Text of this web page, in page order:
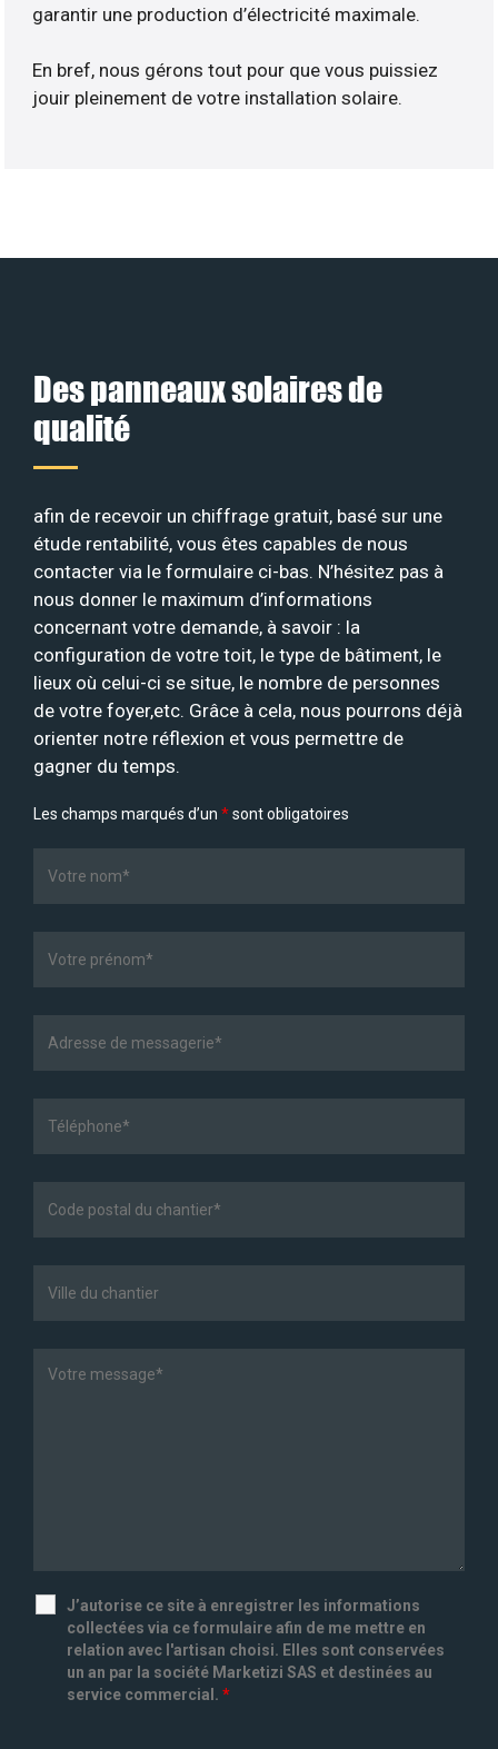
garantir une production d’électricité maximale.
En bref, nous gérons tout pour que vous puissiez
jouir pleinement de votre installation solaire.
Des panneaux solaires de
qualité
afin de recevoir un chiffrage gratuit, basé sur une
étude rentabilité, vous êtes capables de nous
contacter via le formulaire ci-bas. N’hésitez pas à
nous donner le maximum d’informations
concernant votre demande, à savoir : la
configuration de votre toit, le type de bâtiment, le
lieux où celui-ci se situe, le nombre de personnes
de votre foyer,etc. Grâce à cela, nous pourrons déjà
orienter notre réflexion et vous permettre de
gagner du temps.
Les champs marqués d’un *sont obligatoires
J’autorise ce site à enregistrer les informations
collectées via ce formulaire afin de me mettre en
relation avec l'artisan choisi. Elles sont conservées
un an par la société Marketizi SAS et destinées au
service commercial. *